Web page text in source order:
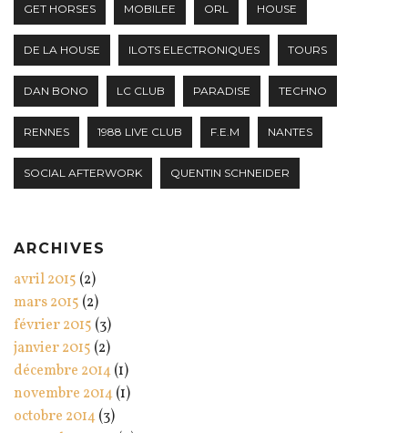
GET HORSES MOBILEE ORL HOUSE
DE LA HOUSE ILOTS ELECTRONIQUES TOURS
DAN BONO LC CLUB PARADISE TECHNO
RENNES 1988 LIVE CLUB F.E.M NANTES
SOCIAL AFTERWORK QUENTIN SCHNEIDER
ARCHIVES
avril 2015 (2)
mars 2015 (2)
février 2015 (3)
janvier 2015 (2)
décembre 2014(1)
novembre 2014(1)
octobre 2014(3)